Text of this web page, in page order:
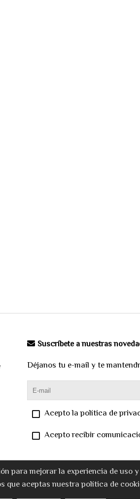
Suscríbete a nuestras
Déjanos tu e-mail y te
Acepto la política de
Acepto recibir
para mejorar la experiencia de uso
que aceptas nuestra política de